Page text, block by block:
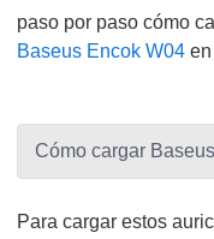
paso por paso cómo
Baseus Encok W04
Cómo cargar
Para cargar estos